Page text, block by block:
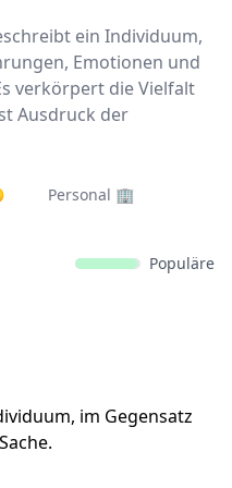
ein Individuum,
Emotionen und
verkörpert die Vielfalt
Ausdruck der
Personal 🏢
Populäre
im Gegensatz